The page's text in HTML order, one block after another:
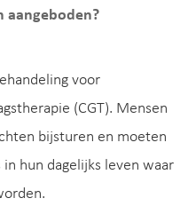
aangeboden?
voor
(CGT). Mensen
bijsturen en moeten
hun dagelijks leven waar